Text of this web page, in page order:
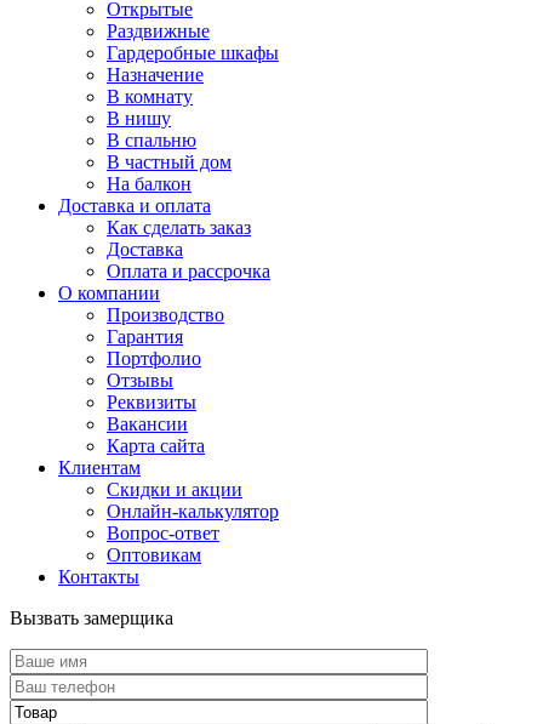
Открытые
Раздвижные
Гардеробные шкафы
Назначение
В комнату
В нишу
В спальню
В частный дом
На балкон
Доставка и оплата
Как сделать заказ
Доставка
Оплата и рассрочка
О компании
Производство
Гарантия
Портфолио
Отзывы
Реквизиты
Вакансии
Карта сайта
Клиентам
Скидки и акции
Онлайн-калькулятор
Вопрос-ответ
Оптовикам
Контакты
Вызвать замерщика